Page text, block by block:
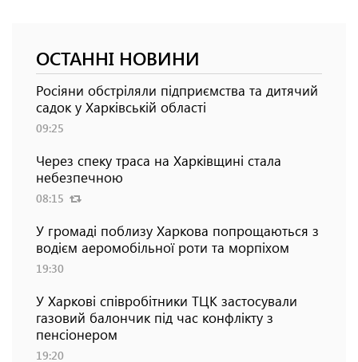
ОСТАННІ НОВИНИ
Росіяни обстріляли підприємства та дитячий
садок у Харківській області
09:25
Через спеку траса на Харківщині стала
небезпечною
08:15
У громаді поблизу Харкова попрощаються з
водієм аеромобільної роти та морпіхом
19:30
У Харкові співробітники ТЦК застосували
газовий балончик під час конфлікту з
пенсіонером
19:20